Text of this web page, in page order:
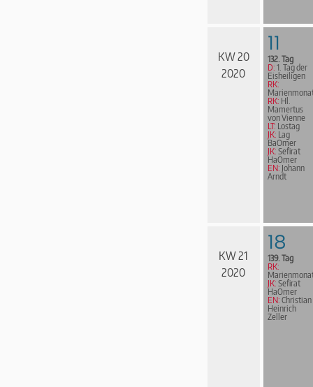
KW 20
2020
11
132. Tag
D: 1. Tag der
Eisheiligen
RK:
RK: Hl.
Mamertus
von Vienne
LT: Lostag
JK: Lag
BaOmer
JK: Sefirat
HaOmer
EN: Johann
Arndt
KW 21
2020
18
139. Tag
RK:
JK: Sefirat
HaOmer
EN: Christian
Heinrich
Zeller